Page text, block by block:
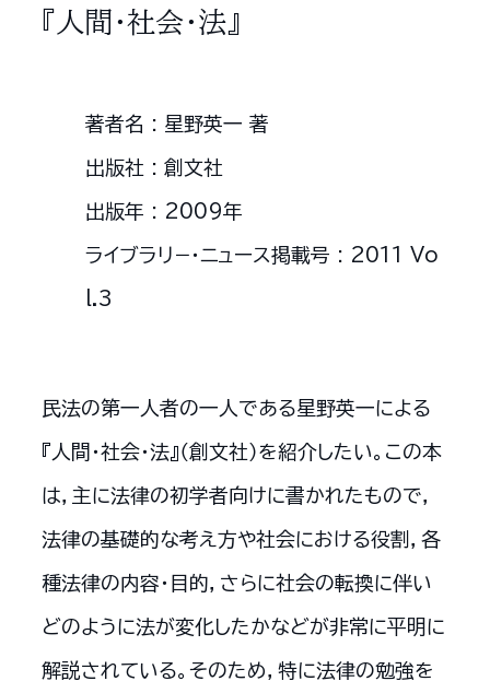
『人間・社会・法』
著者名 : 星野英一 著
出版社 : 創文社
出版年 : 2009年
ライブラリ−・ニュース掲載号 : 2011 Vo
l.3
民法の第一人者の一人である星野英一による
『人間・社会・法』（創文社）を紹介したい。この本
は，主に法律の初学者向けに書かれたもので，
法律の基礎的な考え方や社会における役割，各
種法律の内容・目的，さらに社会の転換に伴い
どのように法が変化したかなどが非常に平明に
解説されている。そのため，特に法律の勉強を